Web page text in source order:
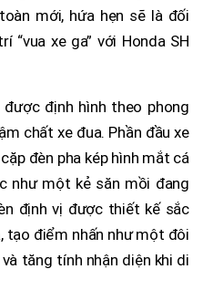
mới, hứa hẹn sẽ là đối
“vua xe ga” với Honda SH
được định hình theo phong
chất xe đua. Phần đầu xe
đèn pha kép hình mắt cá
như một kẻ săn mồi đang
định vị được thiết kế sắc
tạo điểm nhấn như một đôi
tăng tính nhận diện khi di